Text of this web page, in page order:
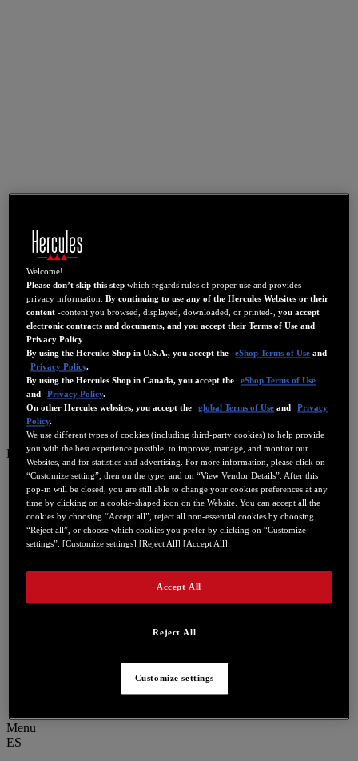
ES
US
FR
ES
GB
DE
Menu
ES
Welcome!
Please don’t skip this step which regards rules of proper use and provides
privacy information.By continuing to use any of the Hercules Websites or their
content -content you browsed, displayed, downloaded, or printed-,you accept
electronic contracts and documents, and you accept their Terms of Use and
Privacy Policy.
By using the Hercules Shop in U.S.A., you accept the
eShop Terms of Use and
Privacy Policy.
By using the Hercules Shop in Canada, you accept the eShop Terms of Use
and Privacy Policy.
On other Hercules websites, you accept the
global Terms of Use and
Privacy
Policy.
We use different types of cookies (including third-party cookies) to help provide
you with the best experience possible, to improve, manage, and monitor our
Websites, and for statistics and advertising. For more information, please click on
“Customize setting”, then on the type, and on “View Vendor Details”. After this
pop-in will be closed, you are still able to change your cookies preferences at any
time by clicking on a cookie-shaped icon on the Website. You can accept all the
cookies by choosing “Accept all”, reject all non-essential cookies by choosing
“Reject all”, or choose which cookies you prefer by clicking on “Customize
settings”. [Customize settings] [Reject All] [Accept All]
Reject All
Accept All
Customize settings